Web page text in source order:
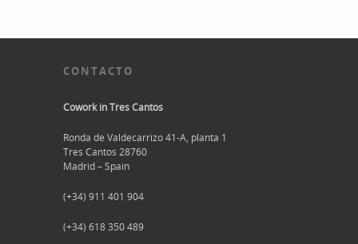
CONTACTO
Cowork in Tres Cantos
Ronda de Valdecarrizo 41-A, planta 1
Tres Cantos 28760
Madrid – Spain
(+34) 911 401 904
(+34) 618 350 489